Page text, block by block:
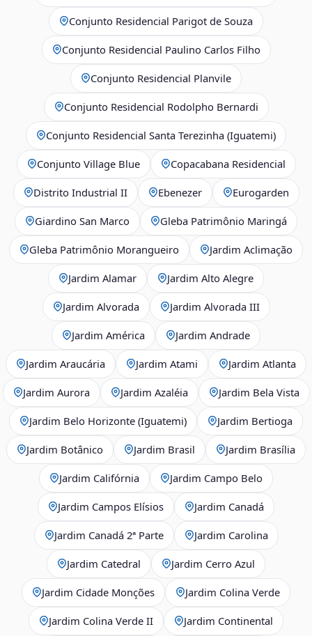
Conjunto Residencial Parigot de Souza
Conjunto Residencial Paulino Carlos Filho
Conjunto Residencial Planvile
Conjunto Residencial Rodolpho Bernardi
Conjunto Residencial Santa Terezinha (Iguatemi)
Conjunto Village Blue Copacabana Residencial
Distrito Industrial II Ebenezer Eurogarden
Giardino San Marco Gleba Patrimônio Maringá
Gleba Patrimônio Morangueiro Jardim Aclimação
Jardim Alamar Jardim Alto Alegre
Jardim Alvorada Jardim Alvorada III
Jardim América Jardim Andrade
Jardim Araucária Jardim Atami Jardim Atlanta
Jardim Aurora Jardim Azaléia Jardim Bela Vista
Jardim Belo Horizonte (Iguatemi) Jardim Bertioga
Jardim Botânico Jardim Brasil Jardim Brasília
Jardim Califórnia Jardim Campo Belo
Jardim Campos Elísios Jardim Canadá
Jardim Canadá 2ª Parte Jardim Carolina
Jardim Catedral Jardim Cerro Azul
Jardim Cidade Monções Jardim Colina Verde
Jardim Colina Verde II Jardim Continental